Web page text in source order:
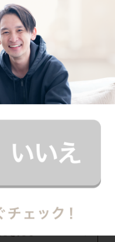
も片付け
記事全文を見る
てくれた